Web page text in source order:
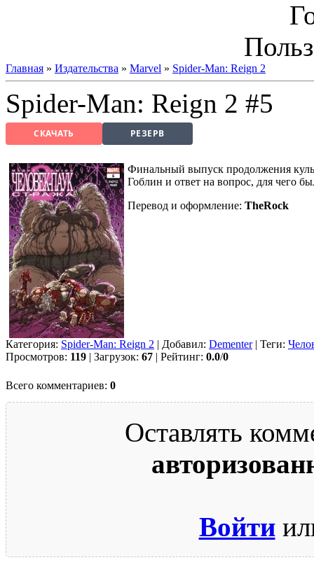
Главная » Издательства » Marvel » Spider-Man: Reign 2
Spider-Man: Reign 2 #5
СКАЧАТЬ РЕЗЕРВ
Финальный выпуск продолжения
Гоблин и ответ на вопрос, для чего
Перевод и оформление: TheRock
Категория: Spider-Man: Reign 2 | Добавил: Dementer| Теги:
Просмотров: 119 | Загрузок: 67 | Рейтинг: 0.0/0
Всего комментариев: 0
Оставлять
Войти